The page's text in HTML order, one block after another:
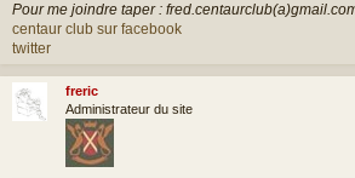
Pour me joindre taper :
centaur club sur facebook
twitter
freric
Administrateur du site